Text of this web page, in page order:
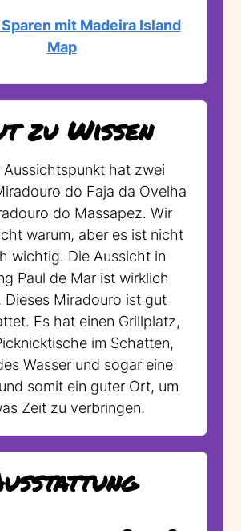
mit Madeira Island
Map
zu Wissen
Aussichtspunkt hat zwei
do Faja da Ovelha
do Massapez. Wir
warum, aber es ist nicht
wichtig. Die Aussicht in
Paul de Mar ist wirklich
Dieses Miradouro ist gut
Es hat einen Grillplatz,
im Schatten,
Wasser und sogar eine
somit ein guter Ort, um
Zeit zu verbringen.